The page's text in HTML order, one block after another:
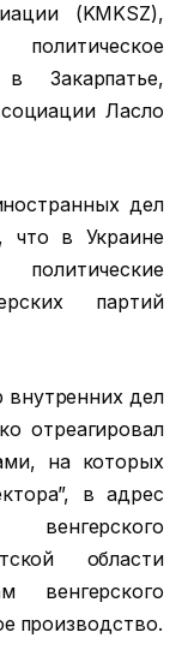
(KMKSZ),
в Закарпатье,
Ласло
дел
что в Украине
партий
дел
отреагировал
на которых
в адрес
области
венгерского
производство.